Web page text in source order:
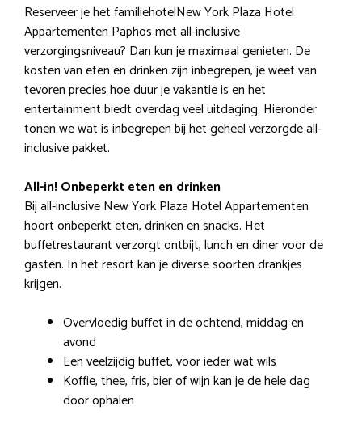
Reserveer je het familiehotelNew York Plaza Hotel
Appartementen Paphos met all-inclusive
verzorgingsniveau? Dan kun je maximaal genieten. De
kosten van eten en drinken zijn inbegrepen, je weet van
tevoren precies hoe duur je vakantie is en het
entertainment biedt overdag veel uitdaging. Hieronder
tonen we wat is inbegrepen bij het geheel verzorgde all-
inclusive pakket.
All-in! Onbeperkt eten en drinken
Bij all-inclusive New York Plaza Hotel Appartementen
hoort onbeperkt eten, drinken en snacks. Het
buffetrestaurant verzorgt ontbijt, lunch en diner voor de
gasten. In het resort kan je diverse soorten drankjes
krijgen.
Overvloedig buffet in de ochtend, middag en
avond
Een veelzijdig buffet, voor ieder wat wils
Koffie, thee, fris, bier of wijn kan je de hele dag
door ophalen